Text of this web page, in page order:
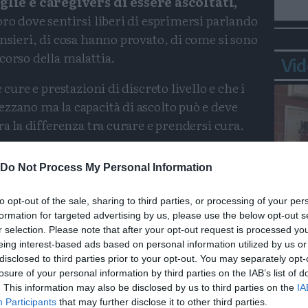
Do Not Process My Personal Information
opt-out of the sale, sharing to third parties, or processing of your
for targeted advertising by us, please use the below opt-out
selection. Please note that after your opt-out request is processed
interest-based ads based on personal information utilized by us
to third parties prior to your opt-out. You may separately
of your personal information by third parties on the IAB’s list of
This information may also be disclosed by us to third parties on the
Participants that may further disclose it to other third parties.
dove sentirsi liberi di esprimersi parlando
di cosa hanno provato, di come si sono
della malattia.
e prestazioni di discreto livello e che i
ma la capacità di ascolto può e deve
la differenza tra curare e prendersi cura.
ma anche per i famigliari, è quello
prime fasi della malattia. Questo
primo intervento tempestivi ed efficaci. I
disorientati nella gestione della malattia e
situazione per loro nuova e inaspettata
comprendendo, non sanno prendere le